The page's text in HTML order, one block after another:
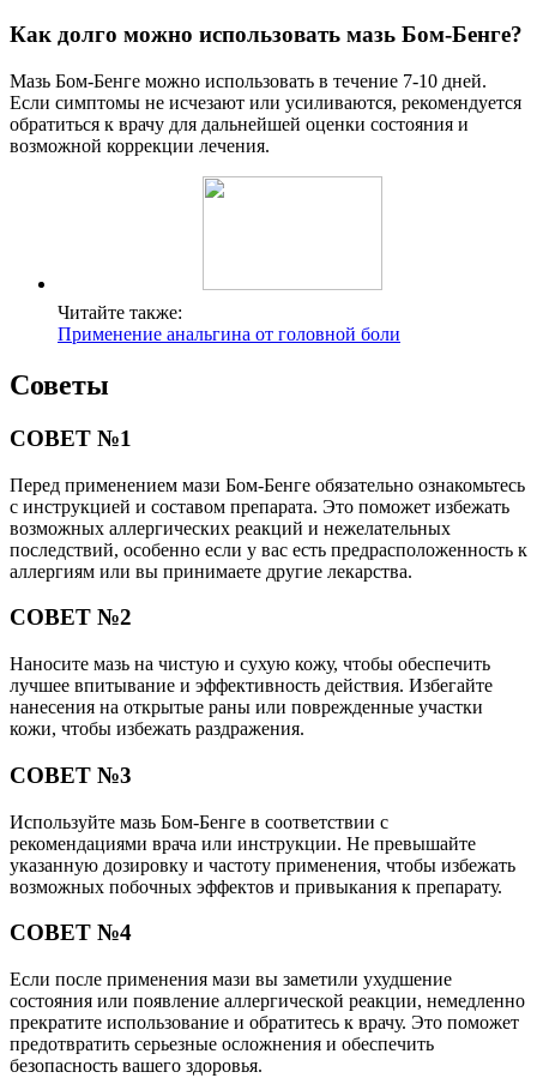
Как долго можно использовать мазь Бом-Бенге?
Мазь Бом-Бенге можно использовать в течение 7-10 дней.
Если симптомы не исчезают или усиливаются, рекомендуется
обратиться к врачу для дальнейшей оценки состояния и
возможной коррекции лечения.
Читайте также:
Применение анальгина от головной боли
Советы
СОВЕТ №1
Перед применением мази Бом-Бенге обязательно ознакомьтесь
с инструкцией и составом препарата. Это поможет избежать
возможных аллергических реакций и нежелательных
последствий, особенно если у вас есть предрасположенность к
аллергиям или вы принимаете другие лекарства.
СОВЕТ №2
Наносите мазь на чистую и сухую кожу, чтобы обеспечить
лучшее впитывание и эффективность действия. Избегайте
нанесения на открытые раны или поврежденные участки
кожи, чтобы избежать раздражения.
СОВЕТ №3
Используйте мазь Бом-Бенге в соответствии с
рекомендациями врача или инструкции. Не превышайте
указанную дозировку и частоту применения, чтобы избежать
возможных побочных эффектов и привыкания к препарату.
СОВЕТ №4
Если после применения мази вы заметили ухудшение
состояния или появление аллергической реакции, немедленно
прекратите использование и обратитесь к врачу. Это поможет
предотвратить серьезные осложнения и обеспечить
безопасность вашего здоровья.